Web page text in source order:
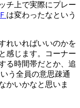
チ上で実際にプレー
は変わったなという
れいればいいのかを
感じます。コーナー
る時間帯だとか、追
う全員の意思疎通
かいかなと思いま